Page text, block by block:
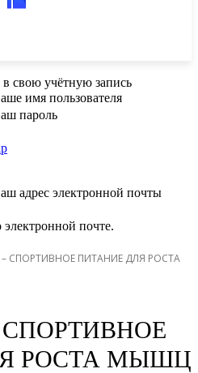
свою учётную запись
имя пользователя
пароль
адрес электронной почты
почте.
СПОРТИВНОЕ ПИТАНИЕ ДЛЯ РОСТА
РОСТА МЫШЦ